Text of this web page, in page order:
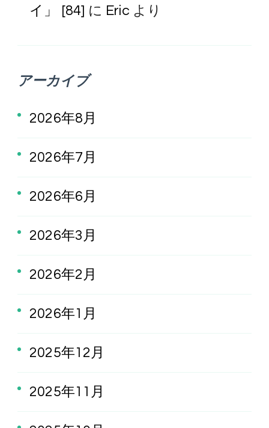
イ」 [84] に Eric より
アーカイブ
2026年8月
2026年7月
2026年6月
2026年3月
2026年2月
2026年1月
2025年12月
2025年11月